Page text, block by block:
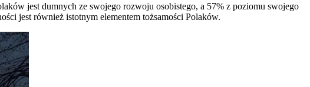
jest dumnych ze swojego rozwoju osobistego, a 57% z poziomu swojego
jest również istotnym elementem tożsamości Polaków.​